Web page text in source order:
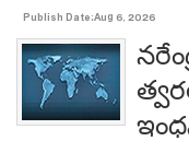
Publish Date:Aug 6, 2026